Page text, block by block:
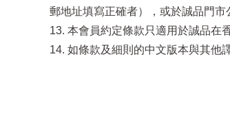
郵地址填寫正確者），或於誠品門市
13. 本會員約定條款只適用於誠品在
14. 如條款及細則的中文版本與其他